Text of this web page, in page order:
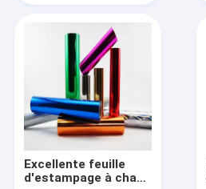
Excellente feuille
d'estampage à chaud